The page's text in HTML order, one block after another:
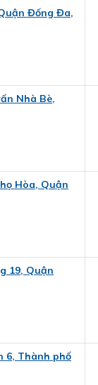
Đống Đa,
Nhà Bè,
Hòa, Quận
19, Quận
6, Thành phố